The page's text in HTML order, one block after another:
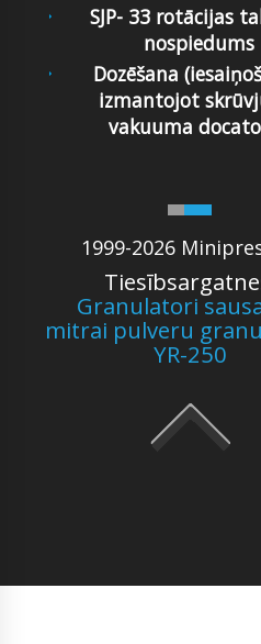
1999-2026
Granulatori
mitrai pulveru
YR-250
SJP- 33 rotācijas
nospiedums
Dozēšana
izmantojot
vakuuma